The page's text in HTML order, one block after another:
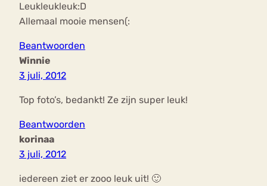
Leukleukleuk:D
Allemaal mooie mensen(:
Beantwoorden
Winnie
3 juli, 2012
Top foto’s, bedankt! Ze zijn super leuk!
Beantwoorden
korinaa
3 juli, 2012
iedereen ziet er zooo leuk uit! 🙂